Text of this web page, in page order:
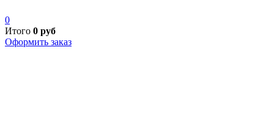
0
Итого 0 руб
Оформить заказ